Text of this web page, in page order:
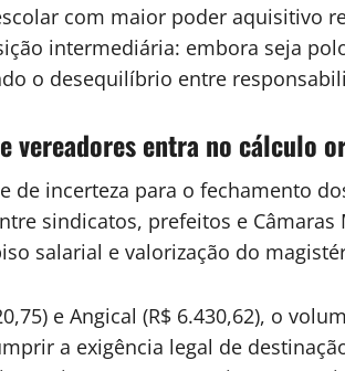
com maior poder aquisitivo
intermediária: embora seja
o desequilíbrio entre
vereadores entra no cálculo
de incerteza para o fechamento
sindicatos, prefeitos e
salarial e valorização do
e Angical (R$ 6.430,62), o
a exigência legal de